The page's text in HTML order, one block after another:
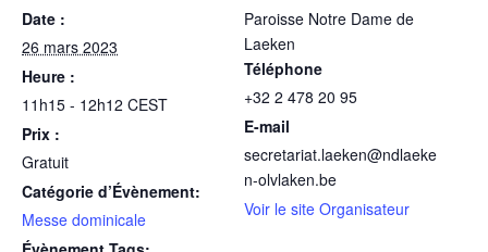
Date :
26 mars 2023
Heure :
11h15 - 12h12 CEST
Prix :
Gratuit
Catégorie d’Évènement:
Messe dominicale
Paroisse Notre Dame de
Laeken
Téléphone
+32 2 478 20 95
E-mail
secretariat.laeken@ndlaeke
n-olvlaken.be
Voir le site Organisateur